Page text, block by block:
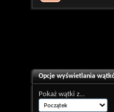
Opcje wyświetlania
Pokaż wątki z...